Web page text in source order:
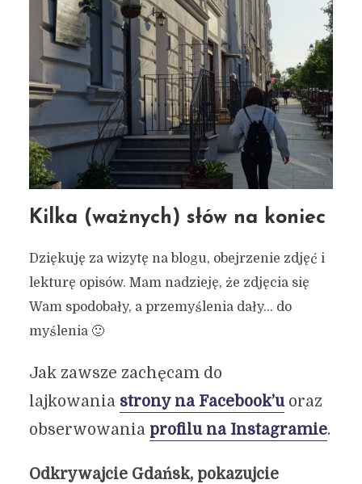
Kilka (ważnych) słów na koniec
Dziękuję za wizytę na blogu, obejrzenie zdjęć i
lekturę opisów. Mam nadzieję, że zdjęcia się
Wam spodobały, a przemyślenia dały… do
myślenia 🙂
Jak zawsze zachęcam do
lajkowania strony na Facebook’uoraz
obserwowania profilu na Instagramie.
Odkrywajcie Gdańsk, pokazujcie